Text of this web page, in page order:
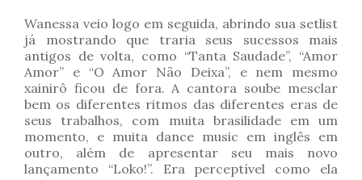
Wanessa veio logo em seguida, abrindo sua setlist
já mostrando que traria seus sucessos mais
antigos de volta, como “Tanta Saudade”, “Amor
Amor” e “O Amor Não Deixa”, e nem mesmo
xainirô ficou de fora. A cantora soube mesclar
bem os diferentes ritmos das diferentes eras de
seus trabalhos, com muita brasilidade em um
momento, e muita dance music em inglês em
outro, além de apresentar seu mais novo
lançamento “Loko!”. Era perceptível como ela